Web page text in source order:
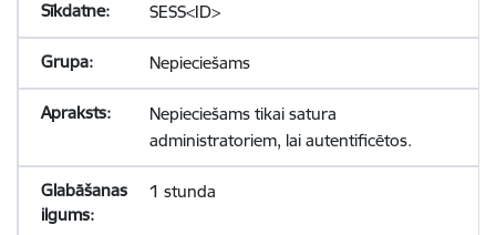
SESS<ID>
Nepieciešams
Nepieciešams tikai satura
administratoriem, lai autentificētos.
1 stunda